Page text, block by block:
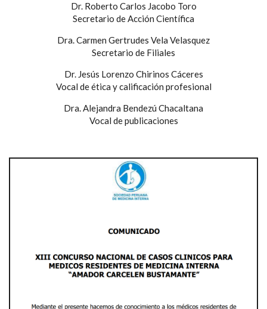
Dr. Roberto Carlos Jacobo Toro
Secretario de Acción Científica
Dra. Carmen Gertrudes Vela Velasquez
Secretario de Filiales
Dr. Jesús Lorenzo Chirinos Cáceres
Vocal de ética y calificación profesional
Dra. Alejandra Bendezú Chacaltana
Vocal de publicaciones